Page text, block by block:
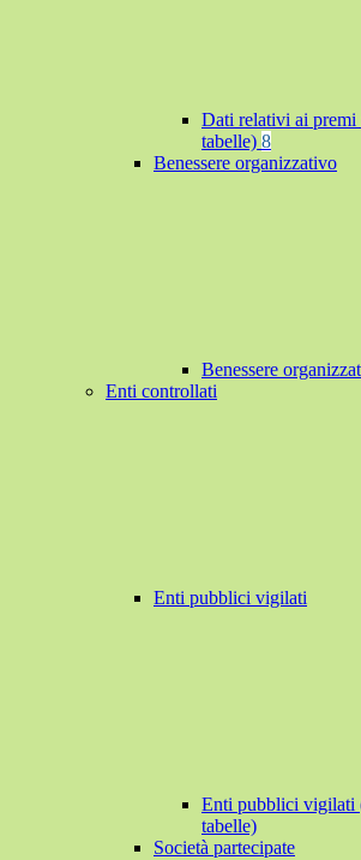
Dati relativi ai premi
tabelle) 8
Benessere organizzativo
Benessere
Enti controllati
Enti pubblici vigilati
Enti pubblici vigilati
tabelle)
Società partecipate